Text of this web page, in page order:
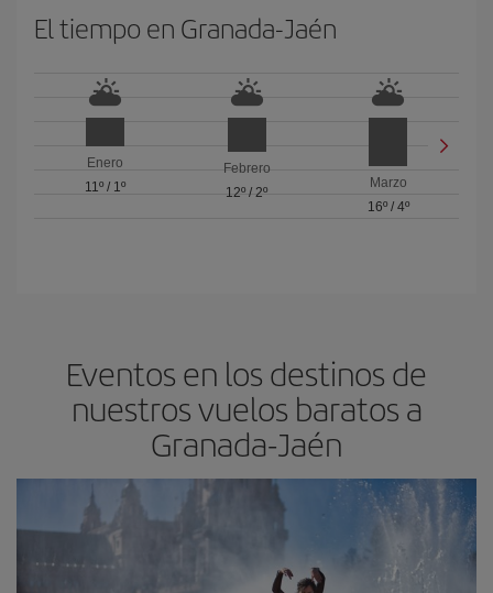
El tiempo en Granada-Jaén
Enero
11º/ 1º
Febrero
12º / 2º
Marzo
16º/ 4º
Eventos en los destinos de
nuestros vuelos baratos a
Granada-Jaén